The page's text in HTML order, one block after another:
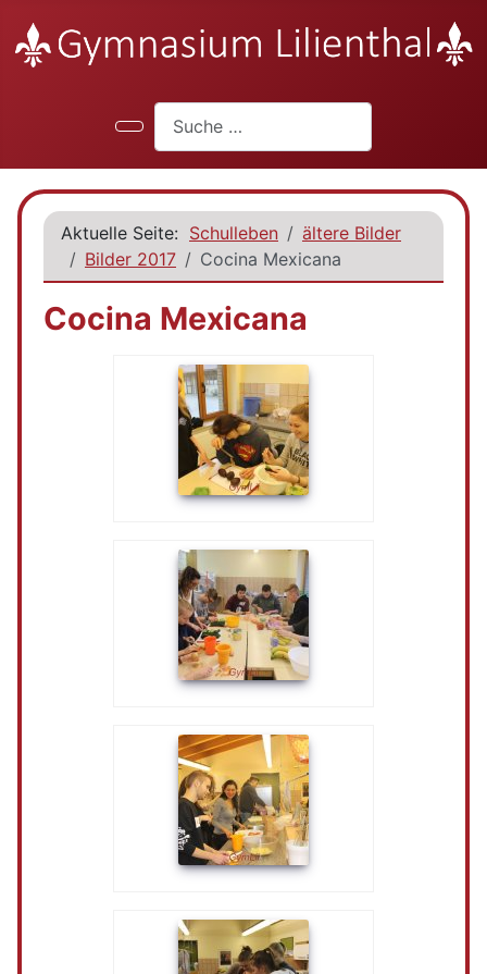
Suchen
Aktuelle Seite: Schulleben
ältere Bilder
Bilder 2017
Cocina Mexicana
Cocina Mexicana